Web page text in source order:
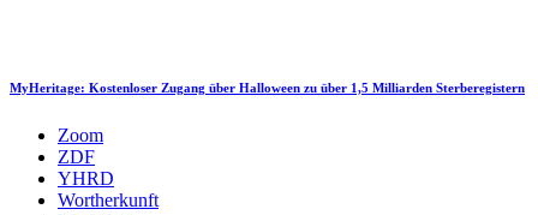
MyHeritage: Kostenloser Zugang über Halloween zu über 1,5 Milliarden Sterberegistern
Zoom
ZDF
YHRD
Wortherkunft